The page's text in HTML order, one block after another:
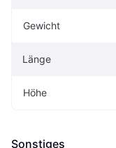
Gewicht
Länge
Höhe
Sonstiges